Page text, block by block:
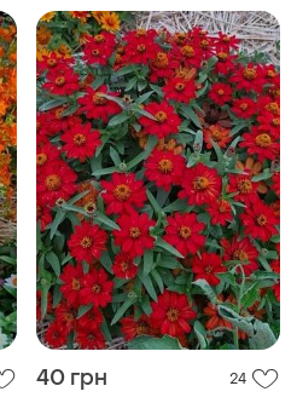
40 грн 24